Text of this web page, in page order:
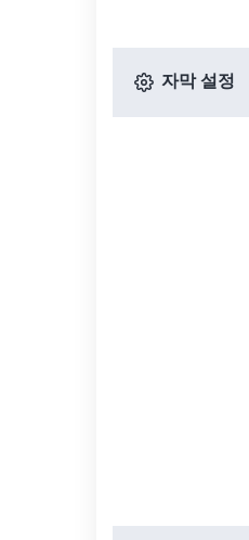
자막 설정